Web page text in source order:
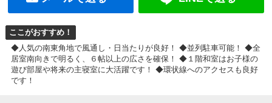
ここがおすすめ！
◆人気の南東角地で風通し・日当たりが良好！ ◆並列駐車可能！ ◆全
居室南向きで明るく、６帖以上の広さを確保！ ◆１階和室はお子様の
遊び部屋や将来の主寝室に大活躍です！ ◆環状線へのアクセスも良好
です！